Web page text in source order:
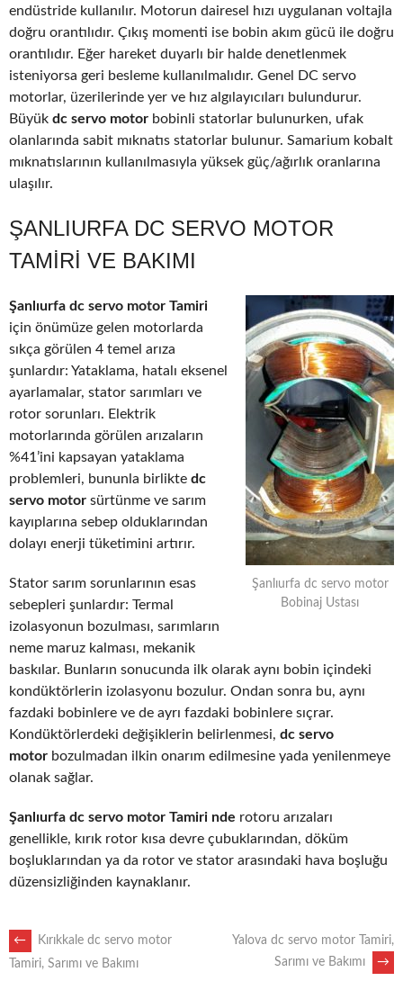
endüstride kullanılır. Motorun dairesel hızı uygulanan voltajla
doğru orantılıdır. Çıkış momenti ise bobin akım gücü ile doğru
orantılıdır. Eğer hareket duyarlı bir halde denetlenmek
isteniyorsa geri besleme kullanılmalıdır. Genel DC servo
motorlar, üzerilerinde yer ve hız algılayıcıları bulundurur.
Büyük dc servo motor bobinli statorlar bulunurken, ufak
olanlarında sabit mıknatıs statorlar bulunur. Samarium kobalt
mıknatıslarının kullanılmasıyla yüksek güç/ağırlık oranlarına
ulaşılır.
ŞANLIURFA DC SERVO MOTOR
TAMIRI VE BAKIMI
Şanlıurfa dc servo motor
Bobinaj Ustası
Şanlıurfa dc servo motor Tamiri
için önümüze gelen motorlarda
sıkça görülen 4 temel arıza
şunlardır: Yataklama, hatalı eksenel
ayarlamalar, stator sarımları ve
rotor sorunları. Elektrik
motorlarında görülen arızaların
%41’ini kapsayan yataklama
problemleri, bununla birlikte dc
servo motor sürtünme ve sarım
kayıplarına sebep olduklarından
dolayı enerji tüketimini artırır.
Stator sarım sorunlarının esas
sebepleri şunlardır: Termal
izolasyonun bozulması, sarımların
neme maruz kalması, mekanik
baskılar. Bunların sonucunda ilk olarak aynı bobin içindeki
kondüktörlerin izolasyonu bozulur. Ondan sonra bu, aynı
fazdaki bobinlere ve de ayrı fazdaki bobinlere sıçrar.
Kondüktörlerdeki değişiklerin belirlenmesi, dc servo
motor bozulmadan ilkin onarım edilmesine yada yenilenmeye
olanak sağlar.
Şanlıurfa dc servo motor Tamiri nde rotoru arızaları
genellikle, kırık rotor kısa devre çubuklarından, döküm
boşluklarından ya da rotor ve stator arasındaki hava boşluğu
düzensizliğinden kaynaklanır.
POST
←
Kırıkkale dc servo motor
Tamiri, Sarımı ve Bakımı
Yalova dc servo motor Tamiri,
Sarımı ve Bakımı
→